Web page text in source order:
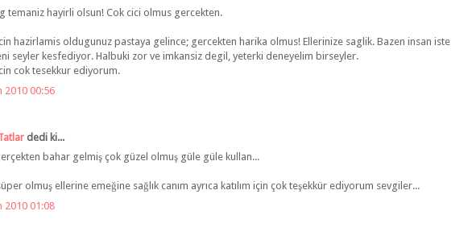
temaniz hayirli olsun! Cok cici olmus gercekten.
hazirlamis oldugunuz pastaya gelince; gercekten harika olmus! Ellerinize saglik. Bazen insan iste
seyler kesfediyor. Halbuki zor ve imkansiz degil, yeterki deneyelim birseyler.
cok tesekkur ediyorum.
2010 00:56
dedi ki...
bahar gelmiş çok güzel olmuş güle güle kullan...
olmuş ellerine emeğine sağlık canım ayrıca katılım için çok teşekkür ediyorum sevgiler...
2010 01:08